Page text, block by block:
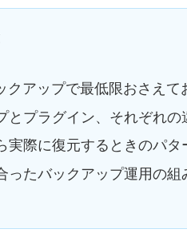
クアップで最低限おさえて
とプラグイン、それぞれの
実際に復元するときのパタ
ったバックアップ運用の組